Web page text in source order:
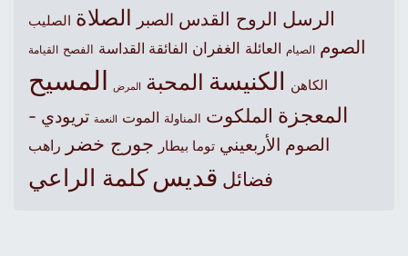
الرسل الروح القدس الصبر الصلاة الصليب
الصوم الصيام العائلة الغفران الفائقة القداسة الفصح القيامة
الكاهن الكنيسةالمحبة المرض المسيح
المعجزة الملكوت المناولة الموت النعمة تريودي -
الصوم الأربعيني توما بيطار جورج خضر راهب
فضائل قديس كلمة الراعي